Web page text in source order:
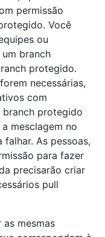
permissão
Você
ou
branch
protegido.
necessárias,
com
branch protegido
mesclagem no
As pessoas,
para fazer
precisarão criar
pull
mesmas